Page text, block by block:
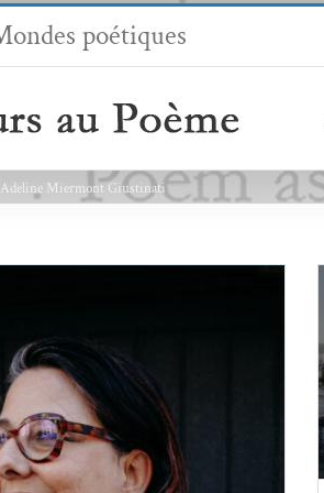
poétiques
Adeline Miermont Giustinati